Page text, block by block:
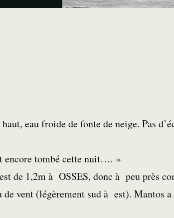
eau froide de fonte de neige. Pas
encore tombé cette nuit…. »
de 1,2m à OSSES, donc à peu près
de vent (légèrement sud à est). Mantos